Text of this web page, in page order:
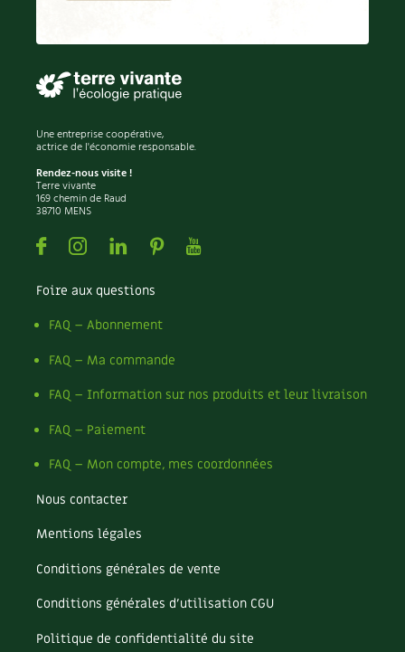
Une entreprise coopérative,
actrice de l'économie responsable.
Rendez-nous visite !
Terre vivante
169 chemin de Raud
38710 MENS
FacebookInstagramLinkedin
PinterestYoutube
Foire aux questions
FAQ – Abonnement
FAQ – Ma commande
FAQ – Information sur nos produits et leur livraison
FAQ – Paiement
FAQ – Mon compte, mes coordonnées
Nous contacter
Mentions légales
Conditions générales de vente
Conditions générales d’utilisation CGU
Politique de confidentialité du site